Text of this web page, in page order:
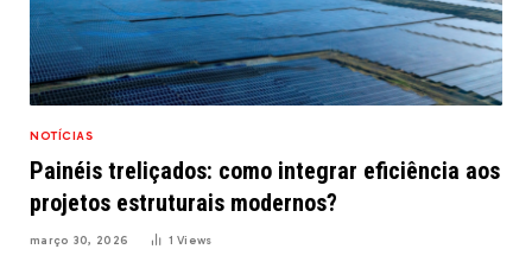
NOTÍCIAS
Painéis treliçados: como integrar eficiência aos
projetos estruturais modernos?
março 30, 2026 1Views